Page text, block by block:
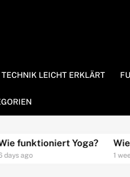
LEICHT ERKLÄRT
Yoga?
ago
Wie
1 week